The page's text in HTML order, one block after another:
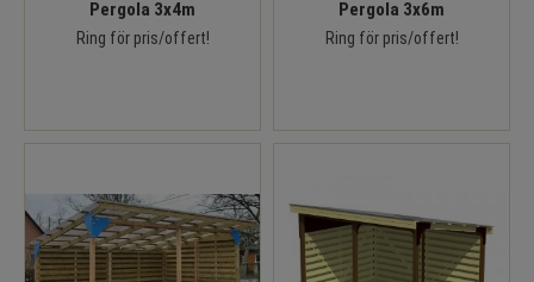
Pergola 3x4m
Ring för pris/offert!
Pergola 3x6m
Ring för pris/offert!